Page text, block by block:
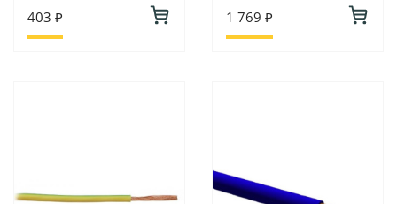
403 ₽ 1 769 ₽